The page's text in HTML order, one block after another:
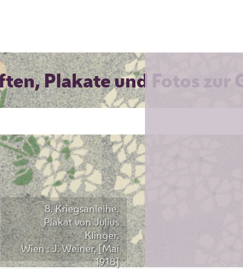
8. Kriegsanleihe.
Plakat von Julius
Klinger.
Wien : J. Weiner, [Mai
1918]
Plakate und Fotos zur